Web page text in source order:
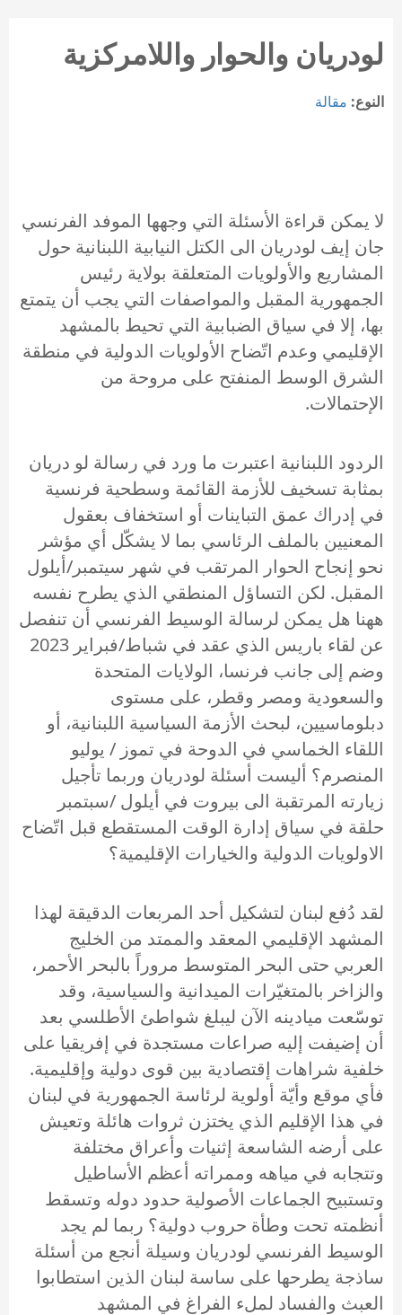
لودريان والحوار واللامركزية
النوع: مقالة
لا يمكن قراءة الأسئلة التي وجهها الموفد الفرنسي
جان إيف لودريان الى الكتل النيابية اللبنانية حول
المشاريع والأولويات المتعلقة بولاية رئيس
الجمهورية المقبل والمواصفات التي يجب أن يتمتع
بها، إلا في سياق الضبابية التي تحيط بالمشهد
الإقليمي وعدم اتّضاح الأولويات الدولية في منطقة
الشرق الوسط المنفتح على مروحة من
الإحتمالات.
الردود اللبنانية اعتبرت ما ورد في رسالة لو دريان
بمثابة تسخيف للأزمة القائمة وسطحية فرنسية
في إدراك عمق التباينات أو استخفاف بعقول
المعنيين بالملف الرئاسي بما لا يشكّل أي مؤشر
نحو إنجاح الحوار المرتقب في شهر سيتمبر/أيلول
المقبل. لكن التساؤل المنطقي الذي يطرح نفسه
ههنا هل يمكن لرسالة الوسيط الفرنسي أن تنفصل
عن لقاء باريس الذي عقد في شباط/فبراير 2023
وضم إلى جانب فرنسا، الولايات المتحدة
والسعودية ومصر وقطر، على مستوى
دبلوماسيين، لبحث الأزمة السياسية اللبنانية، أو
اللقاء الخماسي في الدوحة في تموز / يوليو
المنصرم؟ أليست أسئلة لودريان وربما تأجيل
زيارته المرتقبة الى بيروت في أيلول /سبتمبر
حلقة في سياق إدارة الوقت المستقطع قبل اتّضاح
الاولويات الدولية والخيارات الإقليمية؟
لقد دُفع لبنان لتشكيل أحد المربعات الدقيقة لهذا
المشهد الإقليمي المعقد والممتد من الخليج
العربي حتى البحر المتوسط مروراً بالبحر الأحمر،
والزاخر بالمتغيّرات الميدانية والسياسية، وقد
توسّعت ميادينه الآن ليبلغ شواطئ الأطلسي بعد
أن إضيفت إليه صراعات مستجدة في إفريقيا على
خلفية شراهات إقتصادية بين قوى دولية وإقليمية.
فأي موقع وأيّة أولوية لرئاسة الجمهورية في لبنان
في هذا الإقليم الذي يختزن ثروات هائلة وتعيش
على أرضه الشاسعة إثنيات وأعراق مختلفة
وتتجابه في مياهه وممراته أعظم الأساطيل
وتستبيح الجماعات الأصولية حدود دوله وتسقط
أنظمته تحت وطأة حروب دولية؟ ربما لم يجد
الوسيط الفرنسي لودريان وسيلة أنجع من أسئلة
ساذجة يطرحها على ساسة لبنان الذين استطابوا
العبث والفساد لملء الفراغ في المشهد